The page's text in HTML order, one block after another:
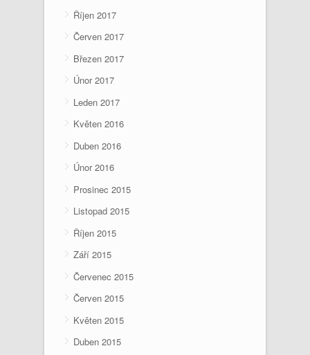
Říjen 2017
Červen 2017
Březen 2017
Únor 2017
Leden 2017
Květen 2016
Duben 2016
Únor 2016
Prosinec 2015
Listopad 2015
Říjen 2015
Září 2015
Červenec 2015
Červen 2015
Květen 2015
Duben 2015